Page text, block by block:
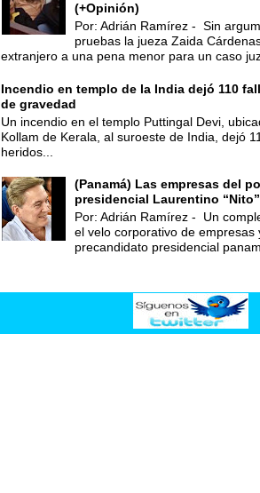
(+Opinión)
Por: Adrián Ramírez - Sin
pruebas la jueza Zaida
extranjero a una pena menor para un caso
Incendio en templo de la India dejó 110
de gravedad
Un incendio en el templo Puttingal Devi,
Kollam de Kerala, al suroeste de India, dejó
heridos...
(Panamá) Las empresas del
presidencial Laurentino
Por: Adrián Ramírez - Un
el velo corporativo de empresas
precandidato presidencial